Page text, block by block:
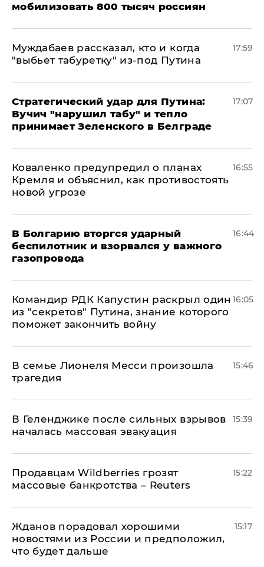
мобилизовать 800 тысяч россиян
Муждабаев рассказал, кто и когда
"выбьет табуретку" из-под Путина
17:59
Стратегический удар для Путина:
Вучич "нарушил табу" и тепло
принимает Зеленского в Белграде
17:07
Коваленко предупредил о планах
Кремля и объяснил, как противостоять
новой угрозе
16:55
В Болгарию вторгся ударный
беспилотник и взорвался у важного
газопровода
16:44
Командир РДК Капустин раскрыл один
из "секретов" Путина, знание которого
поможет закончить войну
16:05
В семье Лионеля Месси произошла
трагедия
15:46
В Геленджике после сильных взрывов
началась массовая эвакуация
15:39
Продавцам Wildberries грозят
массовые банкротства – Reuters
15:22
Жданов порадовал хорошими
новостями из России и предположил,
что будет дальше
15:17